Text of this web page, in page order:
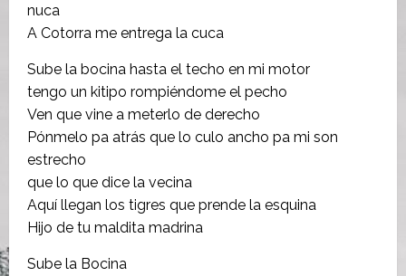
nuca
A Cotorra me entrega la cuca
Sube la bocina hasta el techo en mi motor
tengo un kitipo rompiéndome el pecho
Ven que vine a meterlo de derecho
Pónmelo pa atrás que lo culo ancho pa mi son
estrecho
que lo que dice la vecina
Aquí llegan los tigres que prende la esquina
Hijo de tu maldita madrina
Sube la Bocina